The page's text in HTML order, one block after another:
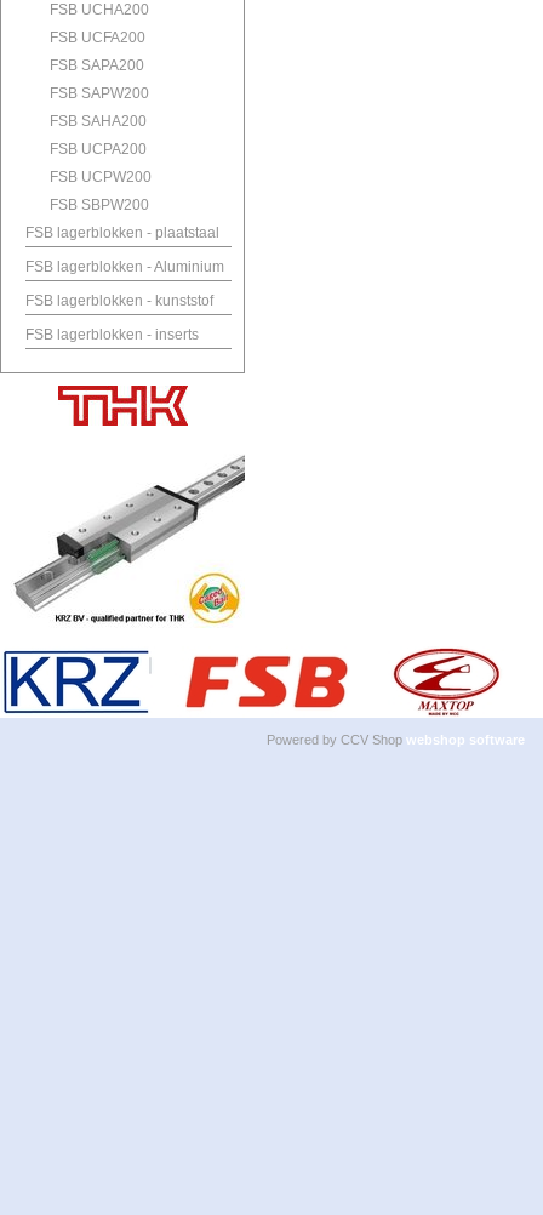
FSB UCHA200
FSB UCFA200
FSB SAPA200
FSB SAPW200
FSB SAHA200
FSB UCPA200
FSB UCPW200
FSB SBPW200
FSB lagerblokken - plaatstaal
FSB lagerblokken - Aluminium
FSB lagerblokken - kunststof
FSB lagerblokken - inserts
Powered by CCV Shop webshop software